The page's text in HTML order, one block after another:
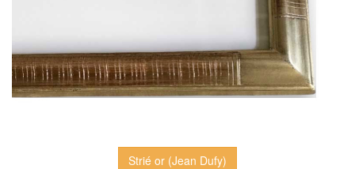
Strié or (Jean Dufy)